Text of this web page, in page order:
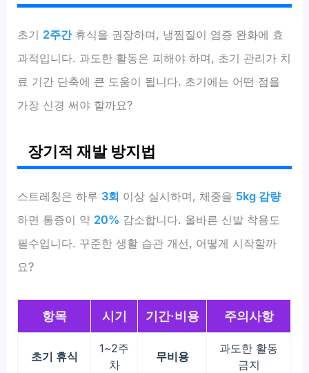
초기 2주간휴식을 권장하며, 냉찜질이 염증 완화에 효
과적입니다. 과도한 활동은 피해야 하며, 초기 관리가 치
료 기간 단축에 큰 도움이 됩니다. 초기에는 어떤 점을
가장 신경 써야 할까요?
장기적 재발 방지법
스트레칭은 하루 3회 이상 실시하며, 체중을 5kg 감량
하면 통증이 약 20% 감소합니다. 올바른 신발 착용도
필수입니다. 꾸준한 생활 습관 개선, 어떻게 시작할까
요?
항목 시기 기간·비용 주의사항
초기 휴식
1~2주
차
무비용
과도한 활동
금지